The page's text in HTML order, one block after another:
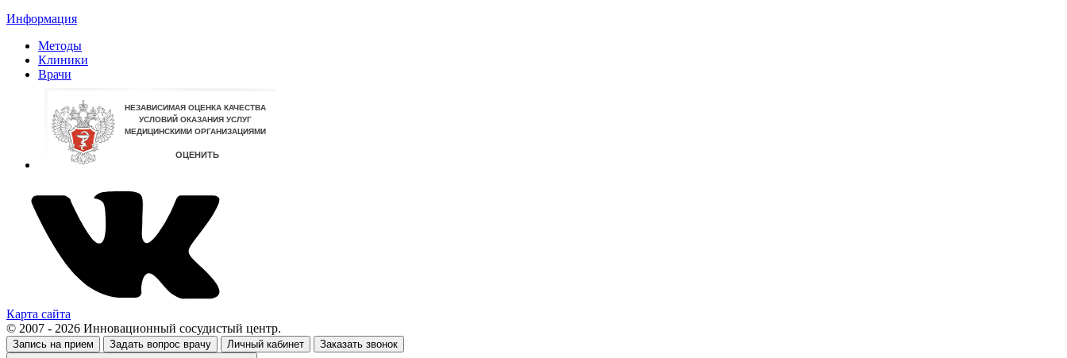
Информация
Методы
Клиники
Врачи
Карта сайта
© 2007 - 2026 Инновационный сосудистый центр.
Запись на прием Задать вопрос врачу Личный кабинет Заказать звонок